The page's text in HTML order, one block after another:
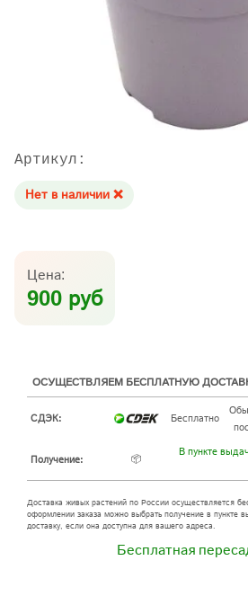
Артикул:
Нет в наличии ❌
Цена:
900 руб
ОСУЩЕСТВЛЯЕМ БЕСПЛАТНУЮ
СДЭК: Бесплатно
Получение: 📦
В пункте
Доставка живых растений по России осуществляется
оформлении заказа можно выбрать получение в пункте
доставку, если она доступна для вашего адреса.
Бесплатная